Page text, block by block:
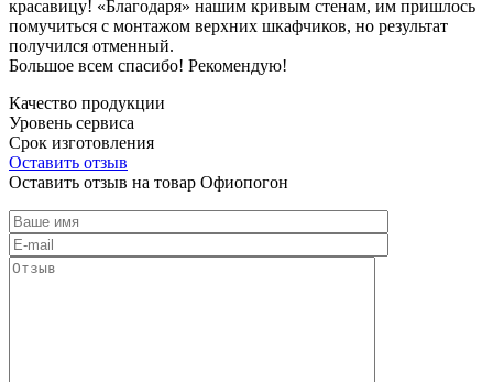
красавицу! «Благодаря» нашим кривым стенам, им пришлось
помучиться с монтажом верхних шкафчиков, но результат
получился отменный.
Большое всем спасибо! Рекомендую!
Качество продукции
Уровень сервиса
Срок изготовления
Оставить отзыв
Оставить отзыв на товар Офиопогон